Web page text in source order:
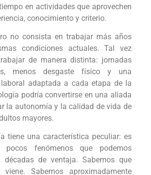
en actividades que aprovechen
conocimiento y criterio.
no consista en trabajar más años
condiciones actuales. Tal vez
de manera distinta: jornadas
menos desgaste físico y una
adaptada a cada etapa de la
podría convertirse en una aliada
la autonomía y la calidad de vida de
mayores.
tiene una característica peculiar: es
fenómenos que podemos
décadas de ventaja. Sabemos que
Sabemos aproximadamente